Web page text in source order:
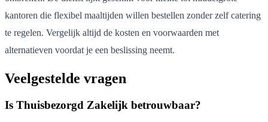
kantoren die flexibel maaltijden willen bestellen zonder zelf catering
te regelen. Vergelijk altijd de kosten en voorwaarden met
alternatieven voordat je een beslissing neemt.
Veelgestelde vragen
Is Thuisbezorgd Zakelijk betrouwbaar?